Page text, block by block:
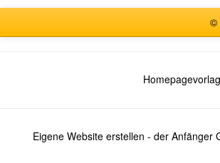
©
Eigene Website erstellen - der Anfänger